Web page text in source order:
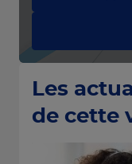
Les
de cette